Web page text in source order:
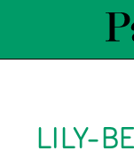
LILY-